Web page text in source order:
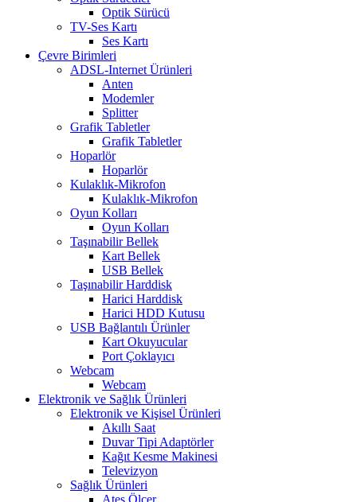
Optik Sürücü
TV-Ses Kartı
Ses Kartı
Çevre Birimleri
ADSL-Internet Ürünleri
Anten
Modemler
Splitter
Grafik Tabletler
Grafik Tabletler
Hoparlör
Hoparlör
Kulaklık-Mikrofon
Kulaklık-Mikrofon
Oyun Kolları
Oyun Kolları
Taşınabilir Bellek
Kart Bellek
USB Bellek
Taşınabilir Harddisk
Harici Harddisk
Harici HDD Kutusu
USB Bağlantılı Ürünler
Kart Okuyucular
Port Çoklayıcı
Webcam
Webcam
Elektronik ve Sağlık Ürünleri
Elektronik ve Kişisel Ürünleri
Akıllı Saat
Duvar Tipi Adaptörler
Kağıt Kesme Makinesi
Televizyon
Sağlık Ürünleri
Ateş Ölçer